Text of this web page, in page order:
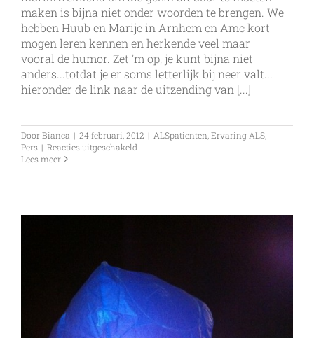
maken is bijna niet onder woorden te brengen. We
hebben Huub en Marije in Arnhem en Amc kort
mogen leren kennen en herkende veel maar
vooral de humor. Zet 'm op, je kunt bijna niet
anders...totdat je er soms letterlijk bij neer valt...
hieronder de link naar de uitzending van [...]
DoorBianca | 24 februari, 2012 | ALSpatienten Ervaring ALS
Pers | Reacties uitgeschakeld
en
respect
Lees meer